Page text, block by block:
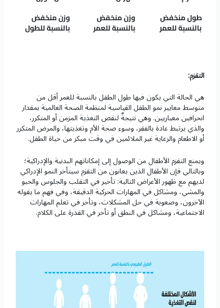
طول منخفض
بالنسبة للعمر
وزن منخفض
بالنسبة للعمر
وزن منخفض
بالنسبة للطول
التقزم:
هي الحالة التي يكون فيها طول الطفل بالنسبة للعمر أقل من
متوسط معايير نمو الطفل القياسية لمنظمة الصحة العالمية بمقدار
انحرافين معياريين. وهي نتيجةٌ لنقص التغذية المزمن أو المتكرر،
والذي يرتبط عادة بالفقر، وسوء صحة الأم وتغذيتها، والمرض المتكرر
أو الاطعام والرعاية غير الملائمين في وقت مبكر من حياة الطفل.
ويمنع التقزم الأطفال من الوصول إلى إمكاناتهم البدنية والإدراكية؛
وبالتالي فإن الأطفال الذين يعانون من التقزم سيتأخر النمو الإدراكي
لديهم مع ظهور الأعراض التالية: تأخير في التقلب والجلوس والحبو
والمشي، ومشاكل في المهارات الحركية الدقيقة، وفي فهم ما يقوله
الآخرون، وصعوبة في حل المشكلات، وتأخر في تعلم المهارات
الاجتماعية، ومشاكل في النطق أو تأخر في القدرة على الكلام.